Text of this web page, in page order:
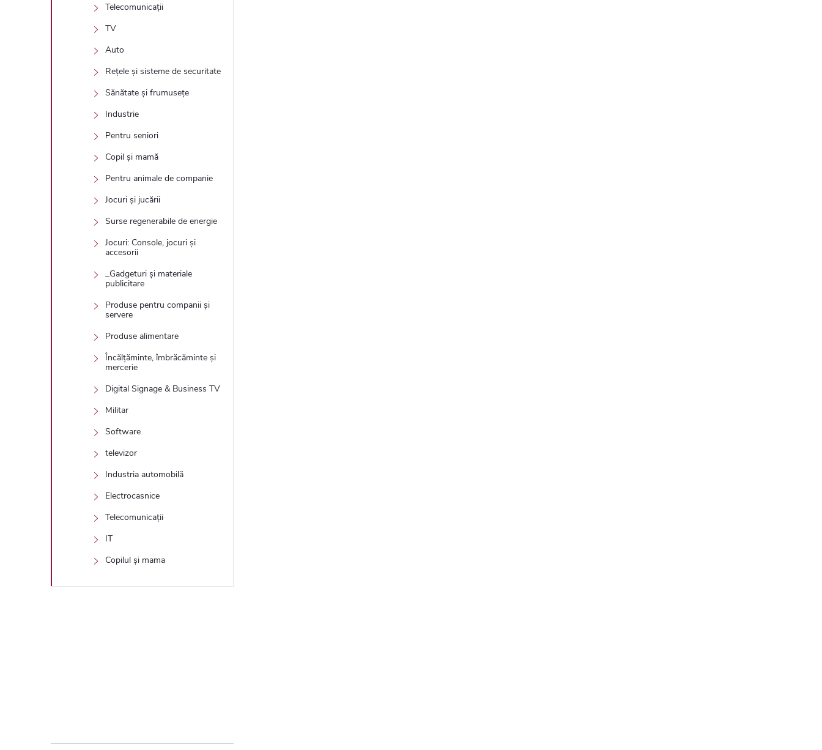
Telecomunicații
TV
Auto
Rețele și sisteme de securitate
Sănătate și frumusețe
Industrie
Pentru seniori
Copil și mamă
Pentru animale de companie
Jocuri și jucării
Surse regenerabile de energie
Jocuri: Console, jocuri și
accesorii
_Gadgeturi și materiale
publicitare
Produse pentru companii și
servere
Produse alimentare
Încălțăminte, îmbrăcăminte și
mercerie
Digital Signage & Business TV
Militar
Software
televizor
Industria automobilă
Electrocasnice
Telecomunicații
IT
Copilul și mama